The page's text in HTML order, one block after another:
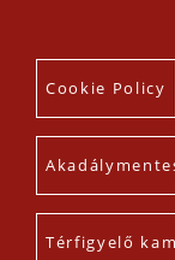
Cookie Policy
Térfigyelő